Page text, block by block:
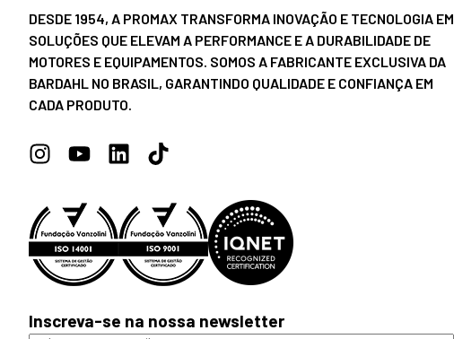
DESDE 1954, A PROMAX TRANSFORMA INOVAÇÃO E TECNOLOGIA EM
SOLUÇÕES QUE ELEVAM A PERFORMANCE E A DURABILIDADE DE
MOTORES E EQUIPAMENTOS. SOMOS A FABRICANTE EXCLUSIVA DA
BARDAHL NO BRASIL, GARANTINDO QUALIDADE E CONFIANÇA EM
CADA PRODUTO.
Inscreva-se na nossa newsletter